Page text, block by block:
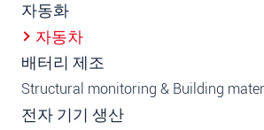
자동화
자동차
배터리 제조
Structural monitoring & Building
전자 기기 생산